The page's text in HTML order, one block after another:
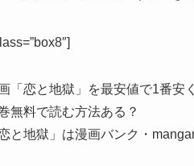
「恋と地獄」を最安値で1番安
無料で読む方法ある？
恋と地獄」は漫画バンク・